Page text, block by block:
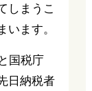
しまうこ
います。
国税庁
日納税者